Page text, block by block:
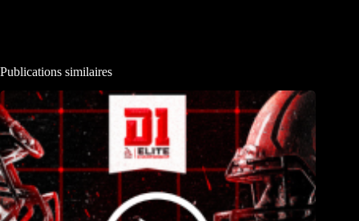
Publications similaires